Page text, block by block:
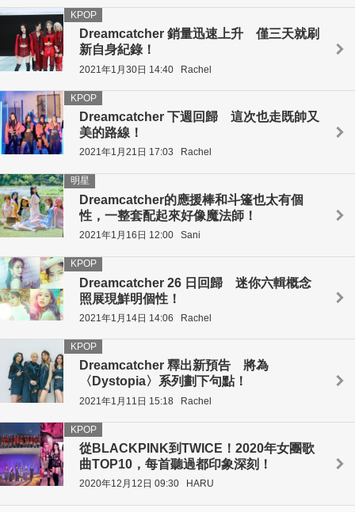
Dreamcatcher 銷量迅速上升 僅三天就刷
新自身紀錄！
KPOP
2021年1月30日 14:40 Rachel
Dreamcatcher 下週回歸 這次也走既帥又
美的路線！
KPOP
2021年1月21日 17:03 Rachel
Dreamcatcher的應援棒和斗篷也太有個
性，一整套配起來好像魔法師！
明星
2021年1月16日 12:00 Sani
Dreamcatcher 26 日回歸 迷你六輯概念
照展現鮮明個性！
KPOP
2021年1月14日 14:06 Rachel
Dreamcatcher 釋出新預告 將為
〈Dystopia〉系列劃下句點！
KPOP
2021年1月11日 15:18 Rachel
從BLACKPINK到TWICE！2020年女團歌
曲TOP10，每首聽過都印象深刻！
KPOP
2020年12月12日 09:30 HARU